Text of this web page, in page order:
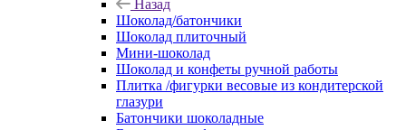
Назад
Шоколад/батончики
Шоколад плиточный
Мини-шоколад
Шоколад и конфеты ручной работы
Плитка /фигурки весовые из кондитерской
глазури
Батончики шоколадные